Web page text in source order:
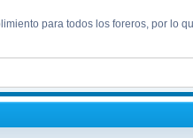
para todos los foreros, por lo